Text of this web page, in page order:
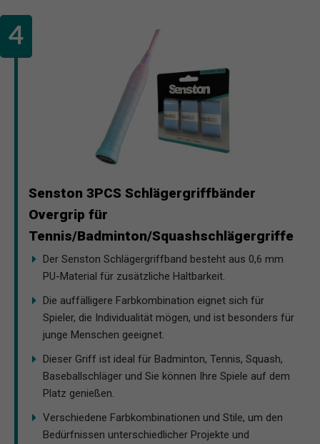
Senston 3PCS Schlägergriffbänder
Overgrip für
Tennis/Badminton/Squashschlägergriffe
Der Senston Schlägergriffband besteht aus 0,6 mm
PU-Material für zusätzliche Haltbarkeit.
Die auffälligere Farbkombination eignet sich für
Spieler, die Individualität mögen, und ist besonders für
junge Menschen geeignet.
Dieser Griff ist ideal für Badminton, Tennis, Squash,
Baseballschläger und Sie können Ihre Spiele auf dem
Platz genießen.
Verschiedene Farbkombinationen und Stile, um den
Bedürfnissen unterschiedlicher Projekte und